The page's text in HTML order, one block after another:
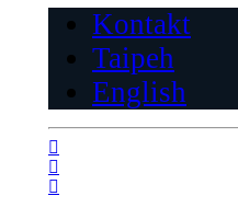
Kontakt
Taipeh
English